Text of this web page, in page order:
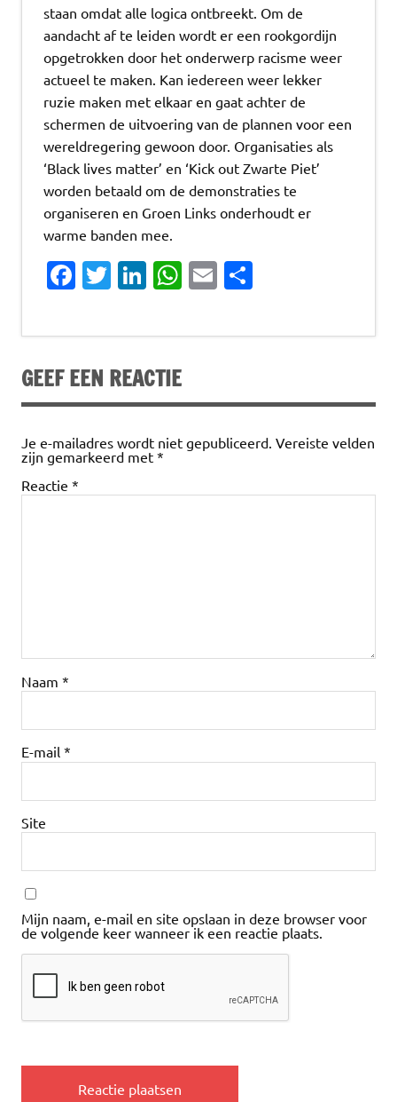
staan omdat alle logica ontbreekt. Om de
aandacht af te leiden wordt er een rookgordijn
opgetrokken door het onderwerp racisme weer
actueel te maken. Kan iedereen weer lekker
ruzie maken met elkaar en gaat achter de
schermen de uitvoering van de plannen voor een
wereldregering gewoon door. Organisaties als
‘Black lives matter’ en ‘Kick out Zwarte Piet’
worden betaald om de demonstraties te
organiseren en Groen Links onderhoudt er
warme banden mee.
Fa
e
b
o
o
k
T
it
te
r
Li
k
e
dI
n
W
at
p
p
E
ai e
GEEF EEN REACTIE
Je e-mailadres wordt niet gepubliceerd. Vereiste velden
zijn gemarkeerd met *
Reactie *
Naam *
E-mail *
Site
Mijn naam, e-mail en site opslaan in deze browser voor
de volgende keer wanneer ik een reactie plaats.